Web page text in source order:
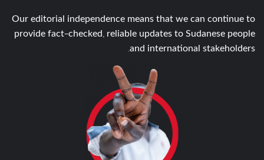
Our editorial independence means that we can continue to
provide fact-checked, reliable updates to Sudanese people
and international stakeholders.